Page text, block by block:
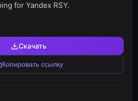
for Yandex RSY.
Скачать
Копировать ссылку